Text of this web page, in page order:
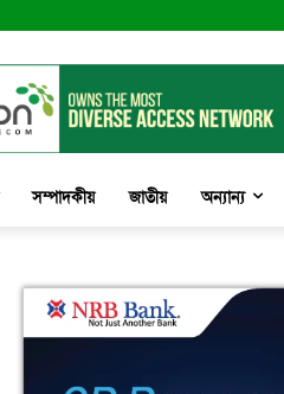
সম্পাদকীয় জাতীয় অন্যান্য